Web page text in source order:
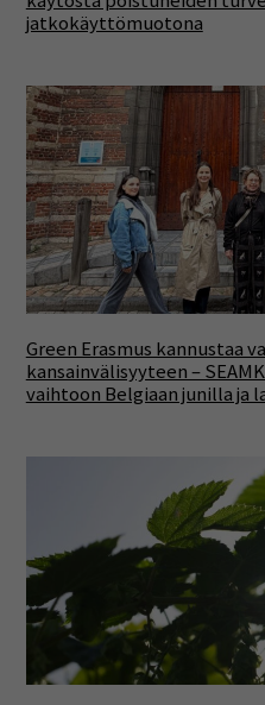
jatkokäyttömuotona
Green Erasmus kannustaa
kansainvälisyyteen –
vaihtoon Belgiaan junilla ja